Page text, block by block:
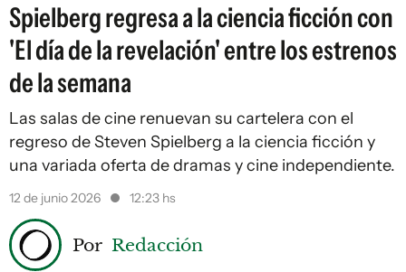
Spielberg regresa a la ciencia ficción con
'El día de la revelación' entre los estrenos
de la semana
Las salas de cine renuevan su cartelera con el
regreso de Steven Spielberg a la ciencia ficción y
una variada oferta de dramas y cine independiente.
12 de junio 2026 12:23 hs
Por Redacción